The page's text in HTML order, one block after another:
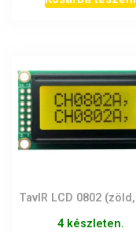
TavIR LCD 0802
4 készleten.